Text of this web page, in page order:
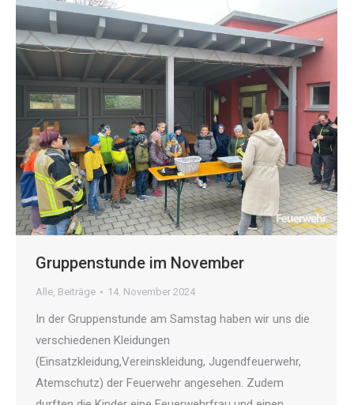
Gruppenstunde im November
Alle, Beiträge 14. November 2024
In der Gruppenstunde am Samstag haben wir uns die
verschiedenen Kleidungen
(Einsatzkleidung,Vereinskleidung, Jugendfeuerwehr,
Atemschutz) der Feuerwehr angesehen. Zudem